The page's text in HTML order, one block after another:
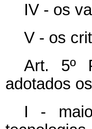
IV - os
V - os
Art. 5º
adotados
I -